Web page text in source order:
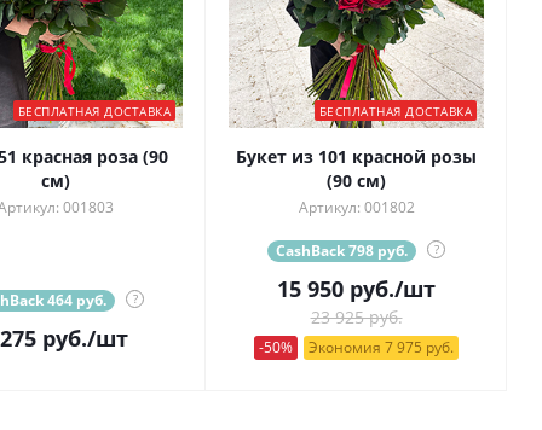
БЕСПЛАТНАЯ ДОСТАВКА
красная роза (90
см)
001803
464 руб. ?
руб./шт
БЕСПЛАТНАЯ ДОСТАВКА
Букет из 101 красной розы
(90 см)
Артикул: 001802
CashBack 798 руб. ?
15 950 руб./шт
23 925 руб.
-50% Экономия 7 975 руб.